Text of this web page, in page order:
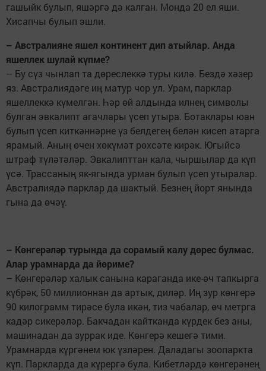
гашыйк булып, яшәргә дә калган. Монда 20 ел яши.
Хисапчы булып эшли.
– Австралияне яшел континент дип атыйлар. Анда
яшеллек шулай күпме?
– Бу сүз чынлап та дөреслеккә туры килә. Бездә хәзер
яз. Австралия­дәге иң матур чор ул. Урам, парклар
яшеллеккә күмелгән. Һәр өй алдында илнең символы
булган эвкалипт агачлары үсеп утыра. Ботаклары юан
булып үсеп киткәннәрне үз белдегең белән кисеп атарга
ярамый. Аның өчен хөкүмәт рөхсәте кирәк. Югыйсә
штраф түләтәләр. Эвкалипттан кала, чыршылар да күп
үсә. Трассаның як-ягында урман булып үсеп утыралар.
Австралиядә парклар да шактый. Безнең йорт янында
гына да өчәү.
– Көнгерәләр турында да сорамый калу дөрес булмас.
Алар урамнарда да йөриме?
– Көнгерәләр халык санына караганда ике-өч тапкырга
күбрәк, 50 миллионнан да артык, диләр. Иң зур көнгерә
90 килограмм тирәсе була икән, тиз чабалар, өч метрга
кадәр сикерәләр. Бакчадан кайтканда күрдек без аны,
машинадан да зуррак иде. Көнгерә кешегә тими.
Урамнарда күргәнем юк үзләрен. Даладагы зоопаркта
күп. Паркларда да күрергә була. Кибетләрдә көнгерәнең